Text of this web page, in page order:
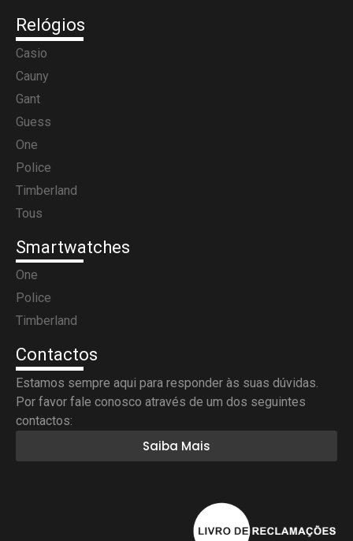
Relógios
Casio
Cauny
Gant
Guess
One
Police
Timberland
Tous
Smartwatches
One
Police
Timberland
Contactos
Estamos sempre aqui para responder às suas dúvidas.
Por favor fale conosco através de um dos seguintes
contactos:
Saiba Mais